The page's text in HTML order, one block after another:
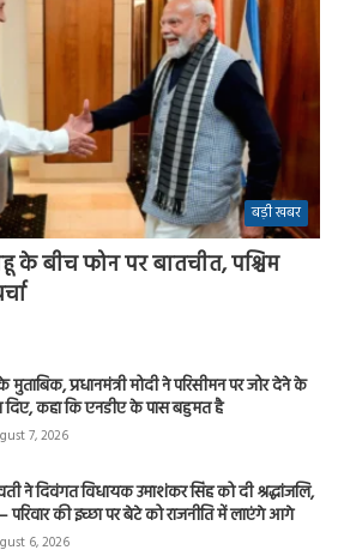
बड़ी खबर
के बीच फोन पर बातचीत, पश्चिम
मुताबिक, प्रधानमंत्री मोदी ने परिसीमन पर जोर देने के
कहा कि एनडीए के पास बहुमत है
7, 2026
ने दिवंगत विधायक उमाशंकर सिंह को दी श्रद्धांजलि,
की इच्छा पर बेटे को राजनीति में लाएंगे आगे
6, 2026